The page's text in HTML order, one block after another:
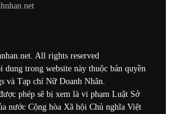
All rights reserved
trong website này thuộc bản quyền
và Tạp chí Nữ Doanh Nhân.
phép sẽ bị xem là vi phạm Luật Sở
nước Cộng hòa Xã hội Chủ nghĩa Việt